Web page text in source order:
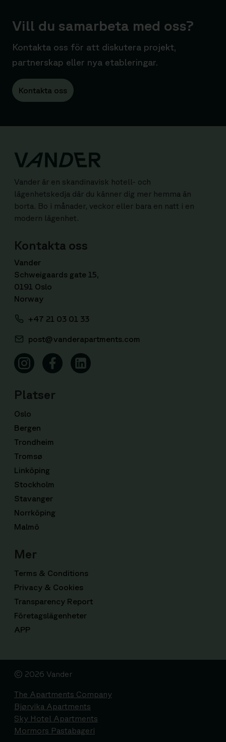
Vill du samarbeta med oss?
Kontakta oss för att diskutera projekt,
partnerskap eller nya etableringar.
Kontakta oss
Vander är en skandinavisk hotell- och
lägenhetskedja där du känner dig mer hemma än
borta. Bo i månader, veckor eller bara en natt i en
modern lägenhet.
Platser
Oslo
Bergen
Trondheim
Tromsø
Linköping
Stockholm
Stavanger
Norrköping
Malmö
Mer
Terms & Conditions
Privacy & Cookies
Transparency Report
Företagslägenheter
APP
Kontakta oss
Vander
Schweigaards gate 15,
0191 Oslo
Norway
+47 21 03 01 33
post@vanderapartments.com
© 2026 Vander
The Apartments Company
Bjørvika Apartments
Sky Hotel Apartments
Mormors Pastabageri